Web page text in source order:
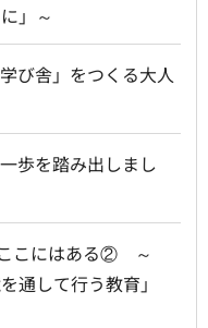
」～
び舎」をつくる大人
歩を踏み出しまし
こにはある② ～
通して行う教育」